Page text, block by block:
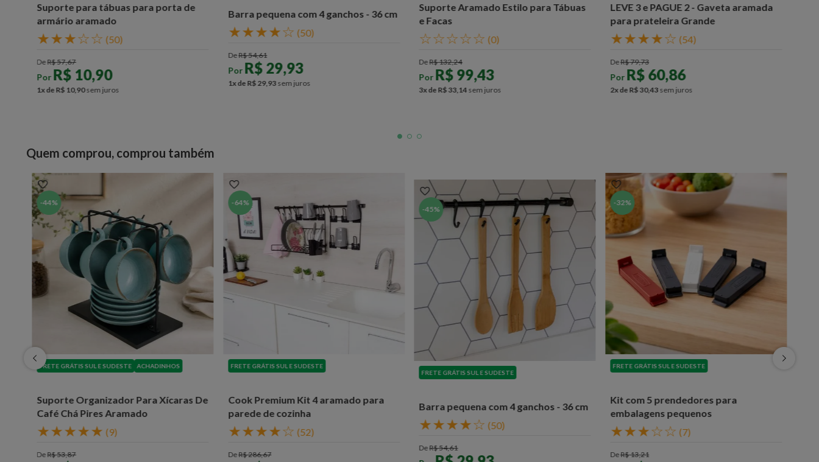
Suporte para tábuas para porta de
armário aramado
★★★☆☆ (50)
DeR$57,67
PorR$ 10,90
1x de R$ 10, 90sem juros
Barra pequena com 4 ganchos - 36 cm
★★★★☆ (50)
DeR$54,61
PorR$ 29,93
1x de R$ 29, 93 sem juros
Suporte Aramado Estilo para Tábuas
e Facas
☆☆☆☆☆ (0)
DeR$132,24
PorR$ 99,43
3x de R$ 33 14 sem juros
LEVE 3 e PAGUE 2 - Gaveta aramada
para prateleira Grande
★★★★☆ (54)
DeR$79,73
PorR$ 60,86
2x de R$ 30,43 sem juros
Quem comprou, comprou também
-44%
FRETE GRÁTIS SUL E SUDESTE ACHADINHOS
Suporte Organizador Para Xícaras De
Café Chá Pires Aramado
★★★★★ (9)
DeR$53,87
-64%
FRETE GRÁTIS SUL E SUDESTE
Cook Premium Kit 4 aramado para
parede de cozinha
★★★★☆ (52)
DeR$286,67
-45%
FRETE GRÁTIS SUL E SUDESTE
Barra pequena com 4 ganchos - 36 cm
★★★★☆ (50)
DeR$54,61
-32%
FRETE GRÁTIS SUL E SUDESTE
Kit com 5 prendedores para
embalagens pequenos
★★★☆☆ (7)
DeR$13,21